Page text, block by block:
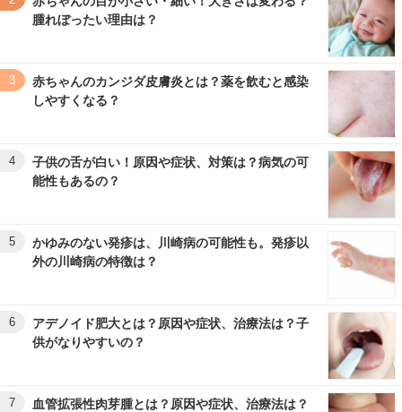
腫れぼったい理由は？
3
赤ちゃんのカンジダ皮膚炎とは？薬を飲むと感染
しやすくなる？
4
子供の舌が白い！原因や症状、対策は？病気の可
能性もあるの？
5
かゆみのない発疹は、川崎病の可能性も。発疹以
外の川崎病の特徴は？
6
アデノイド肥大とは？原因や症状、治療法は？子
供がなりやすいの？
7
血管拡張性肉芽腫とは？原因や症状、治療法は？